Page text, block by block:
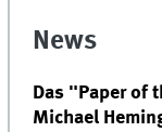
News
Das "Paper of
Michael